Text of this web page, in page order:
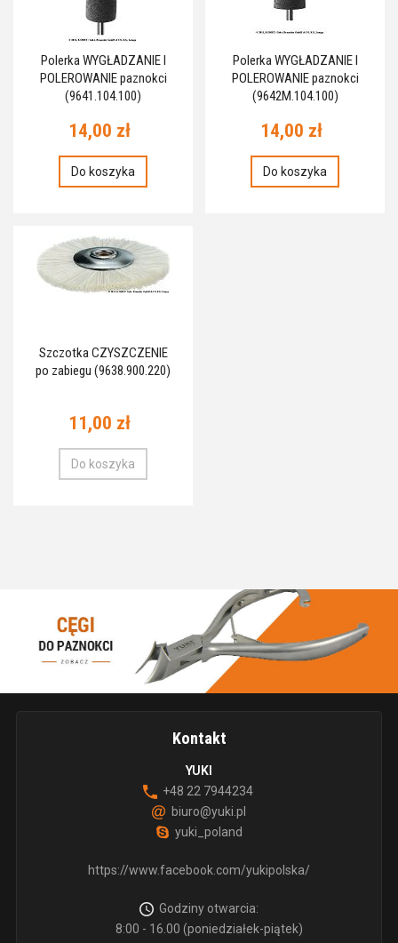
Polerka WYGŁADZANIE I
POLEROWANIE paznokci
(9641.104.100)
14,00 zł
Do koszyka
Polerka WYGŁADZANIE I
POLEROWANIE paznokci
(9642M.104.100)
14,00 zł
Do koszyka
Szczotka CZYSZCZENIE
po zabiegu (9638.900.220)
11,00 zł
Do koszyka
Kontakt
YUKI
+48 22 7944234
biuro@yuki.pl
yuki_poland
https://www.facebook.com/yukipolska/
Godziny otwarcia:
8:00 - 16.00 (poniedziałek-piątek)